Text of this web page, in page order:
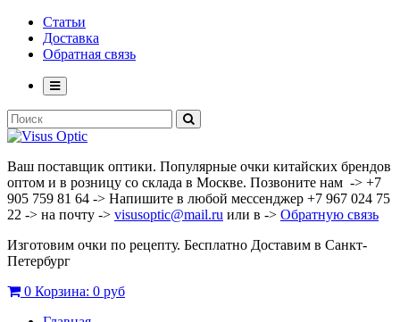
Статьи
Доставка
Обратная связь
Ваш поставщик оптики. Популярные очки китайских брендов
оптом и в розницу со склада в Москве. Позвоните нам -> +7
905 759 81 64 -> Напишите в любой мессенджер +7 967 024 75
22 -> на почту -> visusoptic@mail.ru или в -> Обратную связь
Изготовим очки по рецепту. Бесплатно Доставим в Санкт-
Петербург
0 Корзина: 0 руб